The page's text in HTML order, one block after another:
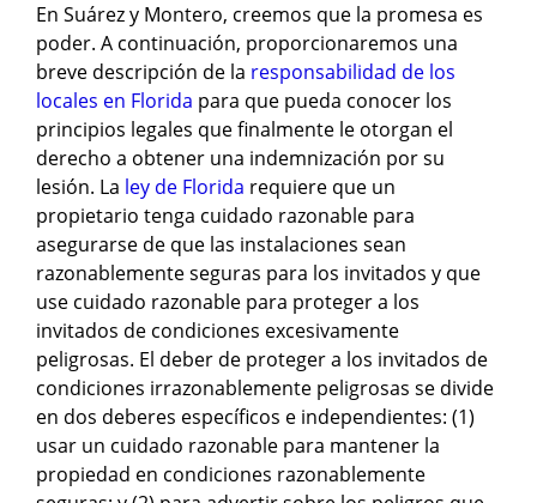
En Suárez y Montero, creemos que la promesa es
poder. A continuación, proporcionaremos una
breve descripción de la responsabilidad de los
locales en Florida para que pueda conocer los
principios legales que finalmente le otorgan el
derecho a obtener una indemnización por su
lesión. La ley de Florida requiere que un
propietario tenga cuidado razonable para
asegurarse de que las instalaciones sean
razonablemente seguras para los invitados y que
use cuidado razonable para proteger a los
invitados de condiciones excesivamente
peligrosas. El deber de proteger a los invitados de
condiciones irrazonablemente peligrosas se divide
en dos deberes específicos e independientes: (1)
usar un cuidado razonable para mantener la
propiedad en condiciones razonablemente